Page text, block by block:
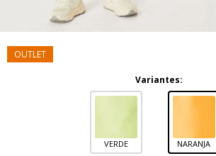
Variantes:
VERDE NARANJA